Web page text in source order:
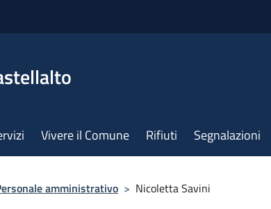
Vivere il Comune Rifiuti Segnalazioni
amministrativo > Nicoletta Savini